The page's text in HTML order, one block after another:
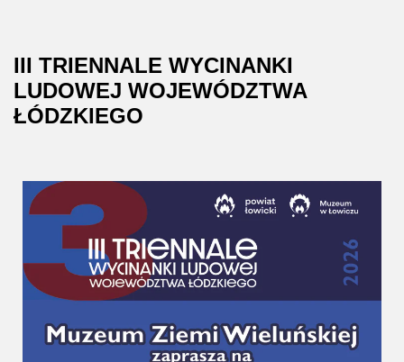
III TRIENNALE WYCINANKI
LUDOWEJ WOJEWÓDZTWA
ŁÓDZKIEGO